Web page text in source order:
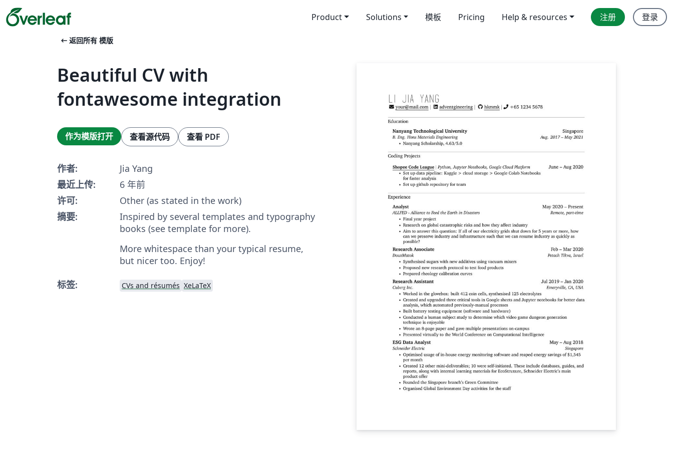
Product Solutions 模板 Pricing Help & resources 注册 登录
arrow_left_alt 返回所有 模版
Beautiful CV with
fontawesome integration
作为模版打开 查看源代码 查看 PDF
作者:
Jia Yang
最近上传:
6 年前
许可:
Other (as stated in the work)
摘要:
Inspired by several templates and typography
books (see template for more).
More whitespace than your typical resume,
but nicer too. Enjoy!
标签:
CVs and résumés XeLaTeX